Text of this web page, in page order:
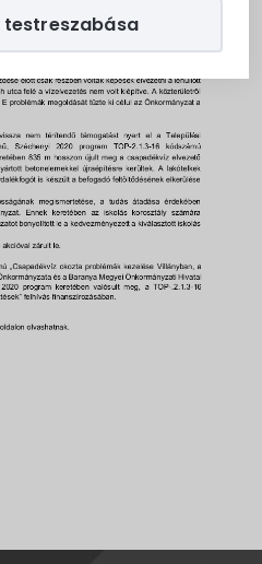
testreszabása
szervek
ügyintézés
általános